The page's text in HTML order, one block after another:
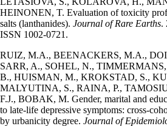
HEINONEN, T. Evaluation of toxicity
salts (lanthanides). Journal of Rare Earths.
ISSN 1002-0721.
RUIZ, M.A., BEENACKERS, M.A.,
SARR, A., SOHEL, N.,
B., HUISMAN, M., KROKSTAD, S.,
MALYUTINA, S., RAINA, P.,
F.J., BOBAK, M. Gender, marital and
to late-life depressive symptoms: cross-
by urbanicity degree. Journal of